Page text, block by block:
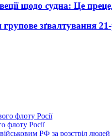
щодо судна: Це
зґвалтування 21-
флоту Росії
РФ за розстріл